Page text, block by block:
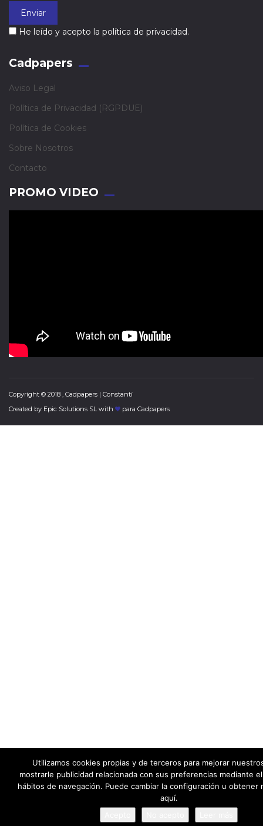
He leído y acepto la política de privacidad.
Cadpapers
Aviso Legal
Política de Privacidad (RGPDUE)
Política de Cookies
Sobre Nosotros
Contacto
PROMO VIDEO
Copyright © 2018 , Cadpapers | Constantí
Created by Epic Solutions SLwith para Cadpapers
Utilizamos cookies propias y de terceros para mejorar
mostrarle publicidad relacionada con sus preferencias mediante
hábitos de navegación. Puede cambiar la configuración u obtener
aquí.